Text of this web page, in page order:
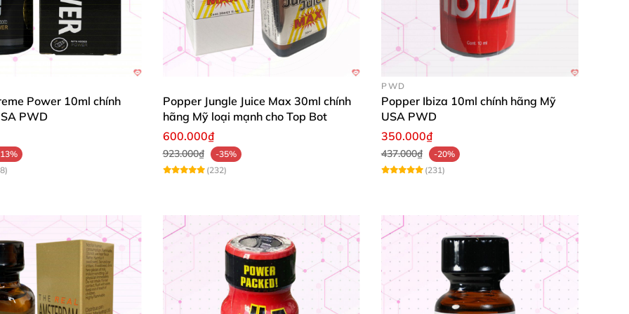
Eagle 30ml
giác
,đặc biệt là hậu môn
cuộc
30ml hiệu quả & an toàn
Power 10ml chính
PWD
Popper Jungle Juice Max 30ml chính
hãng Mỹ loại mạnh cho Top Bot
600.000₫
923.000₫
-35%
(232)
PWD
Popper Ibiza 10ml chính hãng Mỹ
USA PWD
350.000₫
437.000₫
-20%
(231)